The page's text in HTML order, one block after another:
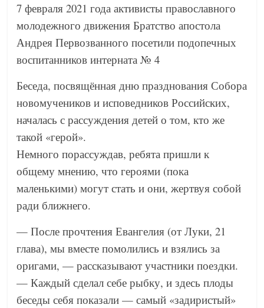
7 февраля 2021 года активисты православного
молодежного движения Братство апостола
Андрея Первозванного посетили подопечных
воспитанников интерната № 4
Беседа, посвящённая дню празднования Собора
новомучеников и исповедников Российских,
началась с рассуждения детей о том, кто же
такой «герой».
Немного порассуждав, ребята пришли к
общему мнению, что героями (пока
маленькими) могут стать и они, жертвуя собой
ради ближнего.
— После прочтения Евангелия (от Луки, 21
глава), мы вместе помолились и взялись за
оригами, — рассказывают участники поездки.
— Каждый сделал себе рыбку, и здесь плоды
беседы себя показали — самый «задиристый»